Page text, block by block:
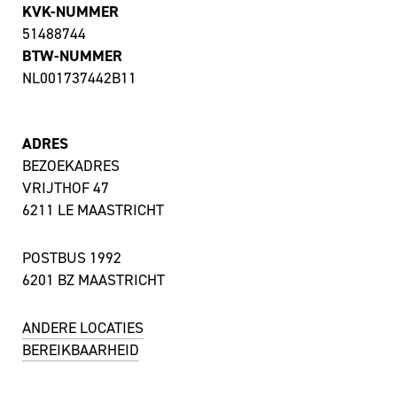
KVK-NUMMER
51488744
BTW-NUMMER
NL001737442B11
ADRES
BEZOEKADRES
VRIJTHOF 47
6211 LE MAASTRICHT
POSTBUS 1992
6201 BZ MAASTRICHT
ANDERE LOCATIES
BEREIKBAARHEID